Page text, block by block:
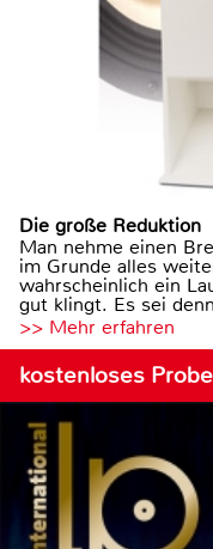
Die große Reduktion
Man nehme einen
im Grunde alles
wahrscheinlich ein
gut klingt. Es sei
>> Mehr erfahren
kostenloses